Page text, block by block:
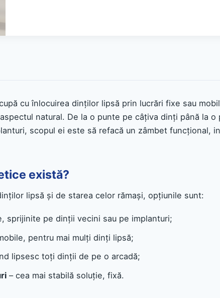
cu înlocuirea dinților lipsă prin lucrări fixe sau
natural. De la o punte pe câțiva dinți până la o
scopul ei este să refacă un zâmbet funcțional,
există?
lipsă și de starea celor rămași, opțiunile sunt:
sprijinite pe dinții vecini sau pe implanturi;
pentru mai mulți dinți lipsă;
lipsesc toți dinții de pe o arcadă;
– cea mai stabilă soluție, fixă.